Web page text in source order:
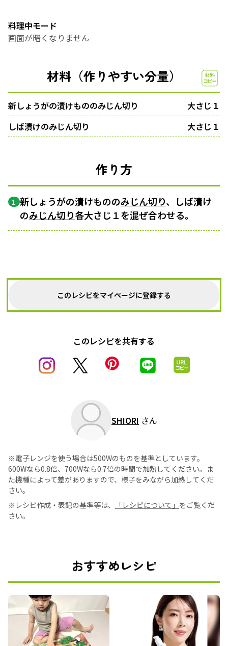
料理中モード
画面が暗くなりません
材料（作りやすい分量）
新しょうがの漬けもののみじん切り
大さじ１
しば漬けのみじん切り
大さじ１
作り方
1 新しょうがの漬けもののみじん切り、しば漬け
のみじん切り各大さじ１を混ぜ合わせる。
このレシピをマイページに登録する
このレシピを共有する
SHIORI さん
※電子レンジを使う場合は500Wのものを基準としています。
600Wなら0.8倍、700Wなら0.7倍の時間で加熱してください。ま
た機種によって差がありますので、様子をみながら加熱してくだ
さい。
※レシピ作成・表記の基準等は、
「レシピについて」 をご覧くだ
さい。
おすすめレシピ